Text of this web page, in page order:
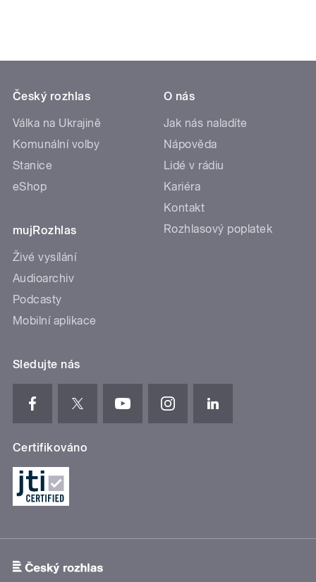
Český rozhlas
Válka na Ukrajině
Komunální volby
Stanice
eShop
mujRozhlas
Živé vysílání
Audioarchiv
Podcasty
Mobilní aplikace
O nás
Jak nás naladíte
Nápověda
Lidé v rádiu
Kariéra
Kontakt
Rozhlasový poplatek
Sledujte nás
Certifikováno